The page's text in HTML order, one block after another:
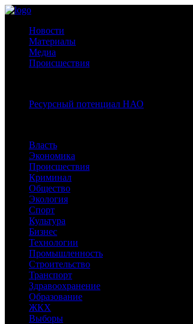
Новости
Материалы
Медиа
Происшествия
Ресурсный потенциал НАО
Власть
Экономика
Происшествия
Криминал
Общество
Экология
Спорт
Культура
Бизнес
Технологии
Промышленность
Строительство
Транспорт
Здравоохранение
Образование
ЖКХ
Выборы